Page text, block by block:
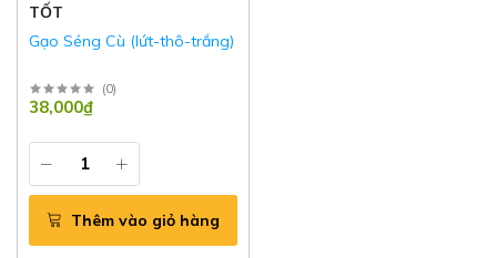
TỐT
Gạo Séng Cù (lứt-thô-trắng)
(0)
38,000₫
Thêm vào giỏ hàng